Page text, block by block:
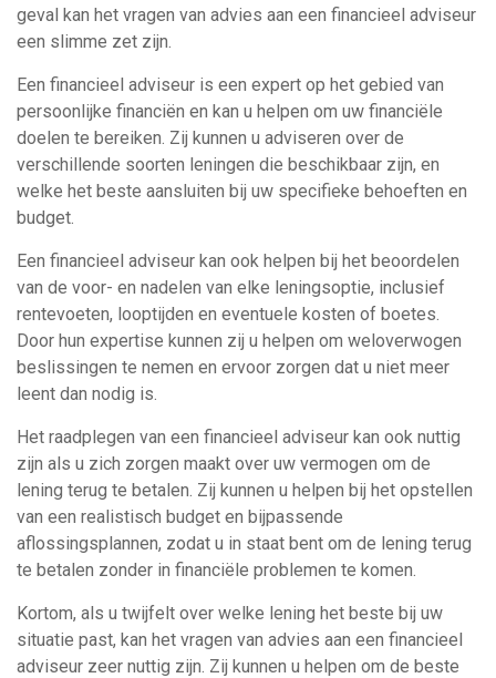
geval kan het vragen van advies aan een financieel adviseur
een slimme zet zijn.
Een financieel adviseur is een expert op het gebied van
persoonlijke financiën en kan u helpen om uw financiële
doelen te bereiken. Zij kunnen u adviseren over de
verschillende soorten leningen die beschikbaar zijn, en
welke het beste aansluiten bij uw specifieke behoeften en
budget.
Een financieel adviseur kan ook helpen bij het beoordelen
van de voor- en nadelen van elke leningsoptie, inclusief
rentevoeten, looptijden en eventuele kosten of boetes.
Door hun expertise kunnen zij u helpen om weloverwogen
beslissingen te nemen en ervoor zorgen dat u niet meer
leent dan nodig is.
Het raadplegen van een financieel adviseur kan ook nuttig
zijn als u zich zorgen maakt over uw vermogen om de
lening terug te betalen. Zij kunnen u helpen bij het opstellen
van een realistisch budget en bijpassende
aflossingsplannen, zodat u in staat bent om de lening terug
te betalen zonder in financiële problemen te komen.
Kortom, als u twijfelt over welke lening het beste bij uw
situatie past, kan het vragen van advies aan een financieel
adviseur zeer nuttig zijn. Zij kunnen u helpen om de beste